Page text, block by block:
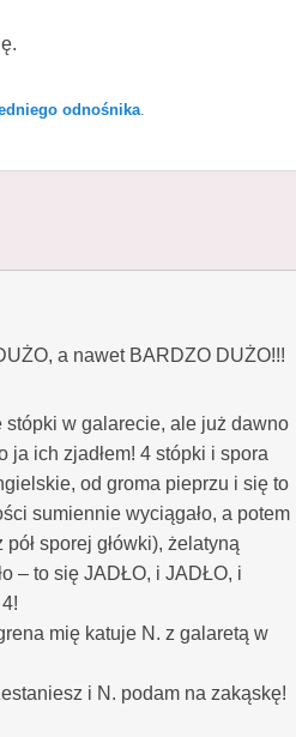
odnośnika
a nawet BARDZO DUŻO!!!
stópki w galarecie, ale już dawno
ich zjadłem! 4 stópki i spora
od groma pieprzu i się to
sumiennie wyciągało, a potem
sporej główki), żelatyną
– to się JADŁO, i JADŁO, i
mię katuje N. z galaretą w
i N. podam na zakąskę!